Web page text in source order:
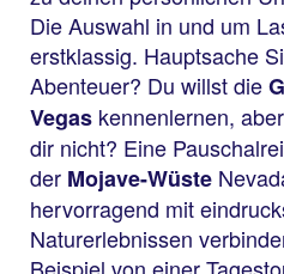
Die Auswahl in und um
erstklassig. Hauptsache
Abenteuer? Du willst die
Vegas kennenlernen,
dir nicht? Eine
der Mojave-Wüste
hervorragend mit
Naturerlebnissen